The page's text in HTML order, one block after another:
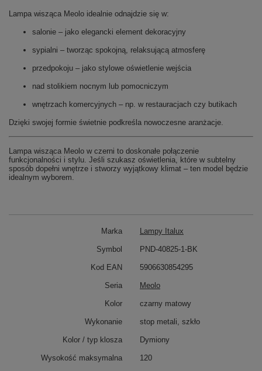
Lampa wisząca Meolo idealnie odnajdzie się w:
salonie – jako elegancki element dekoracyjny
sypialni – tworząc spokojną, relaksującą atmosferę
przedpokoju – jako stylowe oświetlenie wejścia
nad stolikiem nocnym lub pomocniczym
wnętrzach komercyjnych – np. w restauracjach czy butikach
Dzięki swojej formie świetnie podkreśla nowoczesne aranżacje.
Lampa wisząca Meolo w czerni to doskonałe połączenie
funkcjonalności i stylu. Jeśli szukasz oświetlenia, które w subtelny
sposób dopełni wnętrze i stworzy wyjątkowy klimat – ten model będzie
idealnym wyborem.
Marka Lampy Italux
Symbol PND-40825-1-BK
Kod EAN 5906630854295
Seria Meolo
Kolor czarny matowy
Wykonanie stop metali, szkło
Kolor / typ klosza Dymiony
Wysokość maksymalna 120